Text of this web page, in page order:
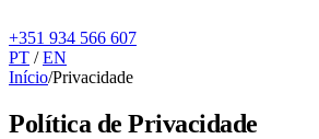
+351 934 566 607
PT / EN
Início/Privacidade
Política de Privacidade